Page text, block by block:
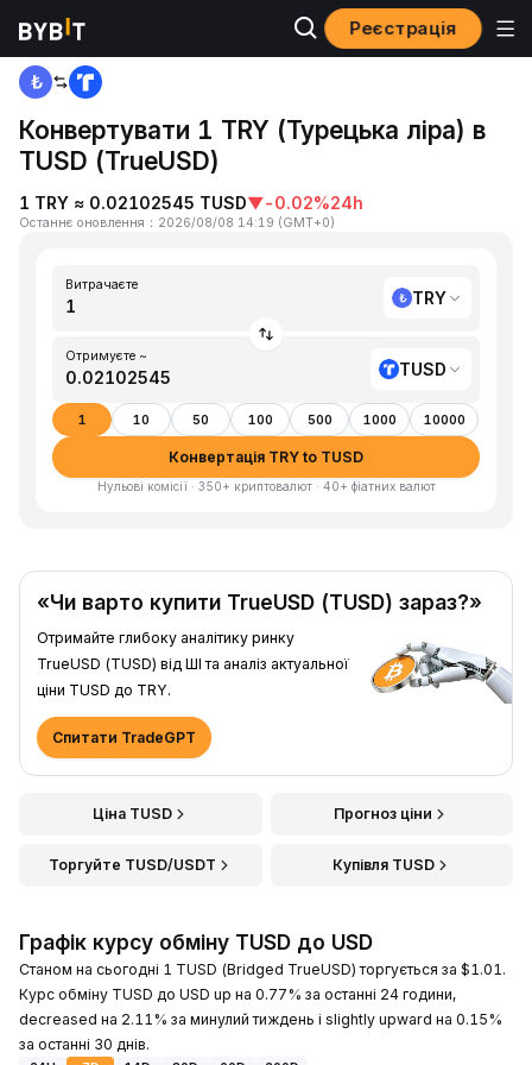
Реєстрація
Головна
Конвертувати 1 TRY (Турецька ліра) в
TUSD (TrueUSD)
1 TRY ≈ 0.02102545 TUSD▼-0.02%24h
Останнє оновлення ： 2026/08/08 14:19 (GMT+0)
Витрачаєте
TRY
Отримуєте ~
TUSD
1 10 50 100 500 1000 10000
Конвертація TRY to TUSD
Нульові комісії · 350+ криптовалют · 40+ фіатних валют
«Чи варто купити TrueUSD (TUSD) зараз?»
Отримайте глибоку аналітику ринку
TrueUSD (TUSD) від ШІ та аналіз актуальної
ціни TUSD до TRY.
Спитати TradeGPT
Ціна TUSD Прогноз ціни
Торгуйте TUSD/USDT Купівля TUSD
Графік курсу обміну TUSD до USD
Станом на сьогодні 1 TUSD (Bridged TrueUSD) торгується за $1.01.
Курс обміну TUSD до USD up на 0.77% за останні 24 години,
decreased на 2.11% за минулий тиждень і slightly upward на 0.15%
за останні 30 днів.